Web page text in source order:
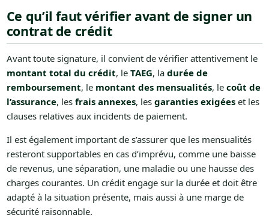
Ce qu’il faut vérifier avant de signer un
contrat de crédit
Avant toute signature, il convient de vérifier attentivement le
montant total du crédit, le TAEG, la durée de
remboursement, le montant des mensualités, le coût de
l’assurance, les frais annexes, les garanties exigéeset les
clauses relatives aux incidents de paiement.
Il est également important de s’assurer que les mensualités
resteront supportables en cas d’imprévu, comme une baisse
de revenus, une séparation, une maladie ou une hausse des
charges courantes. Un crédit engage sur la durée et doit être
adapté à la situation présente, mais aussi à une marge de
sécurité raisonnable.